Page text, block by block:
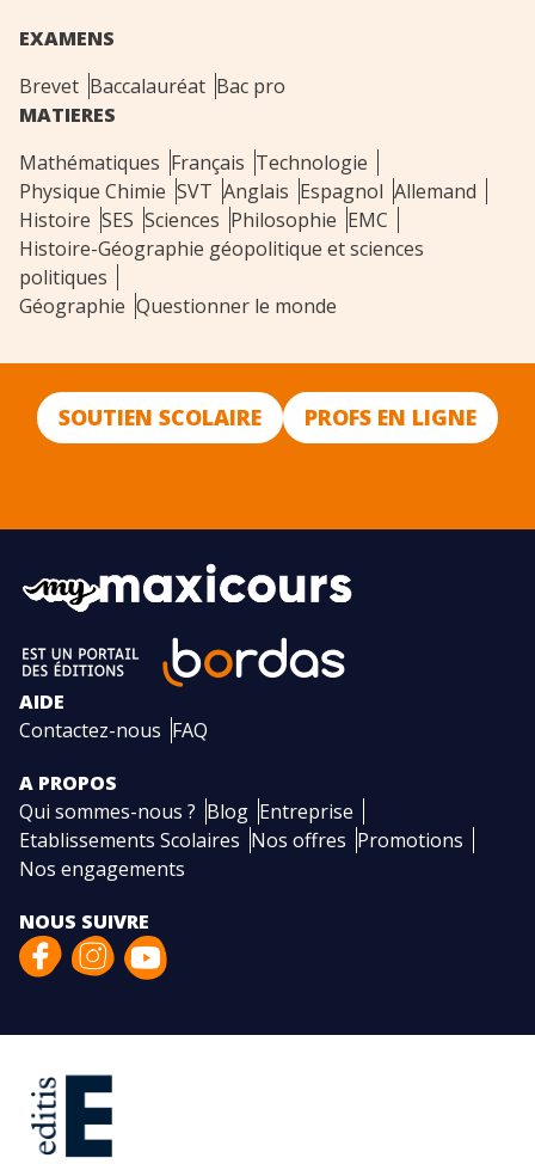
EXAMENS
Brevet Baccalauréat Bac pro
MATIERES
Mathématiques Français Technologie
Physique Chimie SVT Anglais Espagnol Allemand
Histoire SES Sciences Philosophie EMC
Histoire-Géographie géopolitique et sciences
politiques
Géographie Questionner le monde
SOUTIEN SCOLAIRE PROFS EN LIGNE
AIDE
Contactez-nous FAQ
A PROPOS
Qui sommes-nous ? Blog Entreprise
Etablissements Scolaires Nos offres Promotions
Nos engagements
NOUS SUIVRE